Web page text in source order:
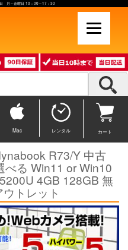
月～金曜日 10：00～17：30
Mac レンタル カート
R73/Y 中古
べる Win11 or Win10
4GB 128GB 無
トレット